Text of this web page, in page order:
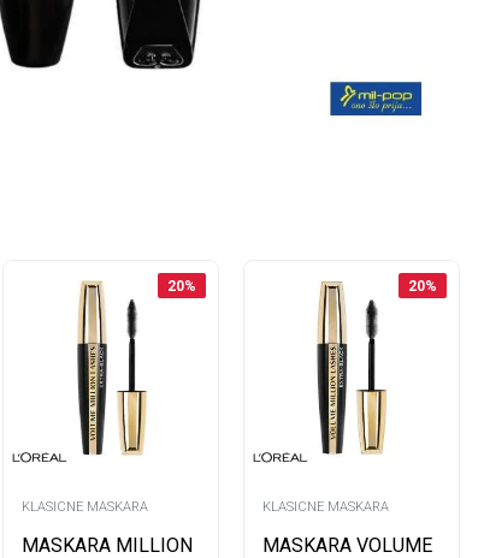
20%
KLASICNE MASKARA
MASKARA MILLION
20%
KLASICNE MASKARA
MASKARA VOLUME